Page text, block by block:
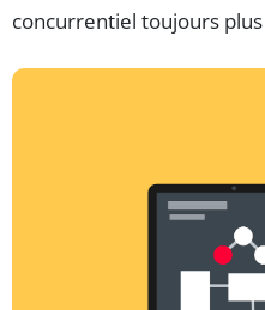
concurrentiel toujours